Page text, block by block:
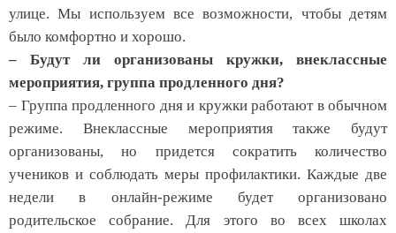
улице. Мы используем все возможности, чтобы детям
было комфортно и хорошо.
– Будут ли организованы кружки, внеклассные
мероприятия, группа продленного дня?
– Группа продленного дня и кружки работают в обычном
режиме. Внеклассные мероприятия также будут
организованы, но придется сократить количество
учеников и соблюдать меры профилактики. Каждые две
недели в онлайн-режиме будет организовано
родительское собрание. Для этого во всех школах